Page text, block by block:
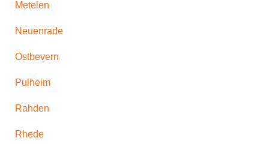
Metelen
Neuenrade
Ostbevern
Pulheim
Rahden
Rhede